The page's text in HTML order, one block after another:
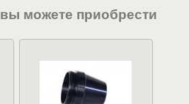
можете приобрести